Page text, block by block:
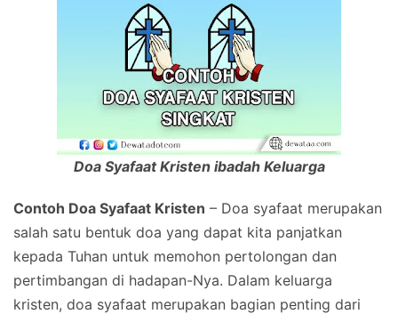
Doa Syafaat Kristen ibadah Keluarga
Contoh Doa Syafaat Kristen – Doa syafaat merupakan
salah satu bentuk doa yang dapat kita panjatkan
kepada Tuhan untuk memohon pertolongan dan
pertimbangan di hadapan-Nya. Dalam keluarga
kristen, doa syafaat merupakan bagian penting dari